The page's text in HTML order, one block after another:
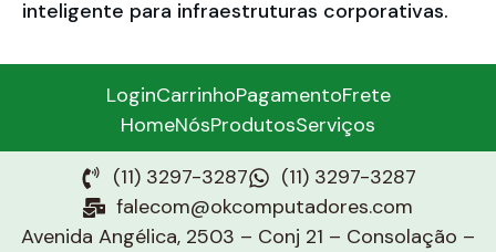
inteligente para infraestruturas corporativas.
LoginCarrinhoPagamentoFrete
HomeNósProdutosServiços
(11) 3297-3287
(11) 3297-3287
falecom@okcomputadores.com
Avenida Angélica, 2503 – Conj 21 – Consolação –